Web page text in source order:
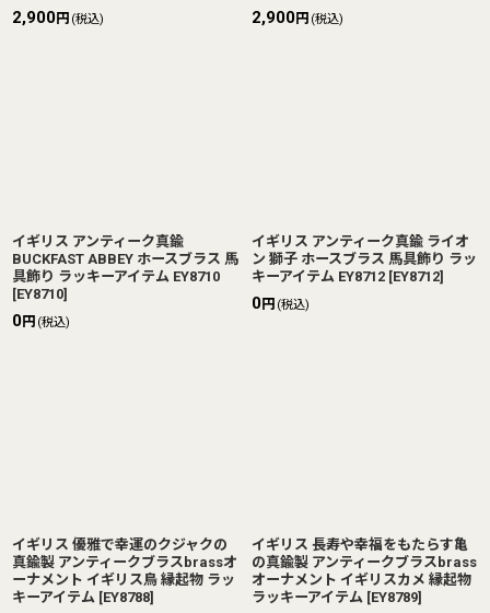
2,900円 (税込) 2,900円 (税込)
イギリス アンティーク真鍮
BUCKFAST ABBEY ホースブラス 馬
具飾り ラッキーアイテム EY8710
[EY8710]
0円 (税込)
イギリス アンティーク真鍮 ライオ
ン 獅子 ホースブラス 馬具飾り ラッ
キーアイテム EY8712 [EY8712]
0円 (税込)
イギリス 優雅で幸運のクジャクの
真鍮製 アンティークブラスbrassオ
ーナメント イギリス鳥 縁起物 ラッ
キーアイテム [EY8788]
イギリス 長寿や幸福をもたらす亀
の真鍮製 アンティークブラスbrass
オーナメント イギリスカメ 縁起物
ラッキーアイテム [EY8789]